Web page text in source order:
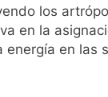
los
en la
en las